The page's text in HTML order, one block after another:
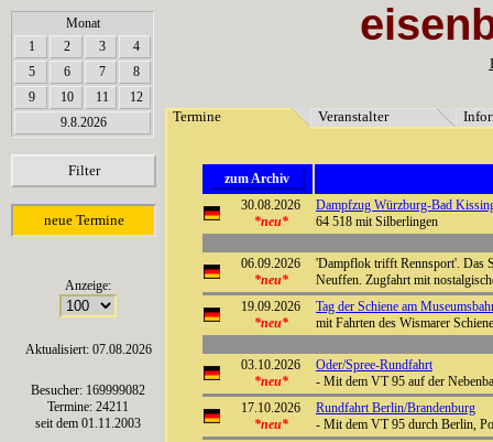
array(6) { [0]=> string(7) "Termine" [1]=> string(12) "Veranstalter" [2]=> string(11)
Termine Veranstalter
Monat
1
2 3
4
5
6 7
8
9
10 11
12
9.8.2026
Filter
neue Termine
Anzeige:
Aktualisiert: 07.08.2026
Besucher: 169999082
Termine: 24211
seit dem 01.11.2003
zum Archiv
30.08.2026
*neu*
Dampfzug Würzburg-Bad
64 518 mit Silberlingen
06.09.2026
*neu*
'Dampflok trifft Rennsport'. Das
Neuffen. Zugfahrt mit
19.09.2026
*neu*
Tag der Schiene am
mit Fahrten des Wismarer
03.10.2026
*neu*
Oder/Spree-Rundfahrt
- Mit dem VT 95 auf der
17.10.2026
*neu*
Rundfahrt Berlin/Brandenburg
- Mit dem VT 95 durch Berlin,